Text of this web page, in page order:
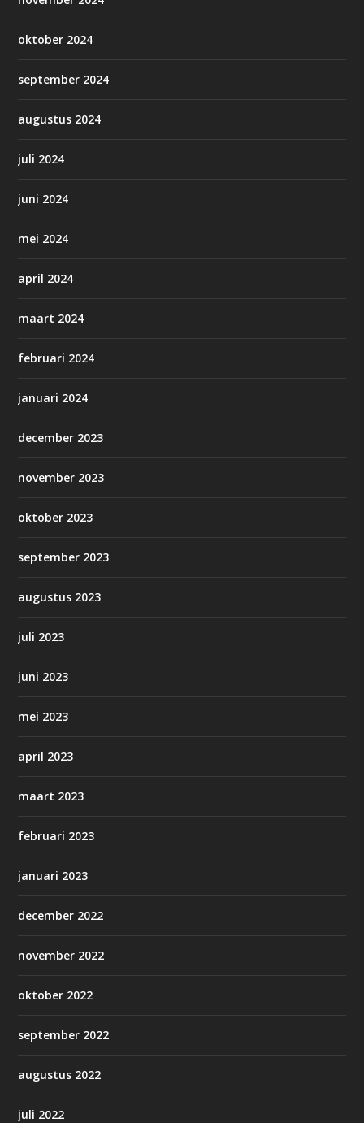
oktober 2024
september 2024
augustus 2024
juli 2024
juni 2024
mei 2024
april 2024
maart 2024
februari 2024
januari 2024
december 2023
november 2023
oktober 2023
september 2023
augustus 2023
juli 2023
juni 2023
mei 2023
april 2023
maart 2023
februari 2023
januari 2023
december 2022
november 2022
oktober 2022
september 2022
augustus 2022
juli 2022